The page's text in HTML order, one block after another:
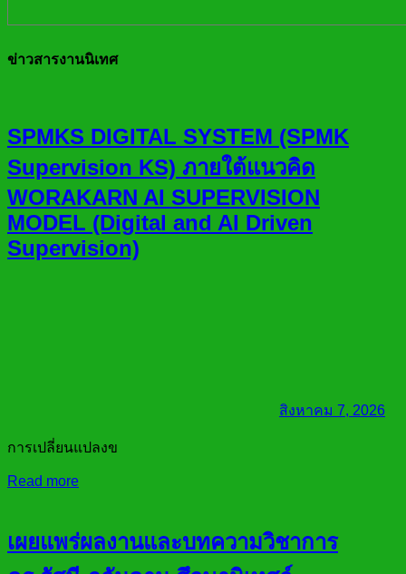
ข่าวสารงานนิเทศ
SPMKS DIGITAL SYSTEM (SPMK
Supervision KS) ภายใต้แนวคิด
WORAKARN AI SUPERVISION
MODEL (Digital and AI Driven
Supervision)
สิงหาคม 7, 2026
การเปลี่ยนแปลงข
Read more
เผยแพร่ผลงานและบทความวิชาการ